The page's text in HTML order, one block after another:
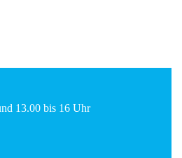
13.00 bis 16 Uhr